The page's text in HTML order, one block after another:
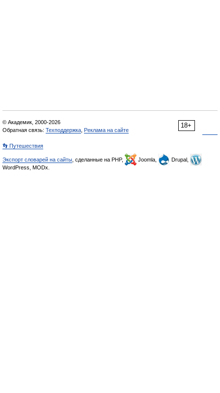
18+
© Академик, 2000-2026
Обратная связь: Техподдержка Реклама на сайте
👣 Путешествия
Экспорт словарей на сайты , сделанные на PHP, Joomla,
Drupal,
WordPress, MODx.